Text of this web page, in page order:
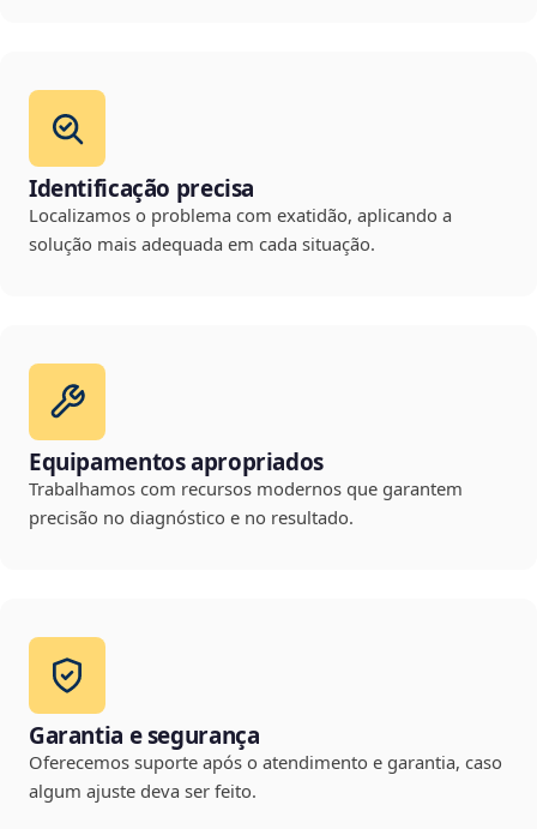
Identificação precisa
Localizamos o problema com exatidão, aplicando a
solução mais adequada em cada situação.
Equipamentos apropriados
Trabalhamos com recursos modernos que garantem
precisão no diagnóstico e no resultado.
Garantia e segurança
Oferecemos suporte após o atendimento e garantia, caso
algum ajuste deva ser feito.